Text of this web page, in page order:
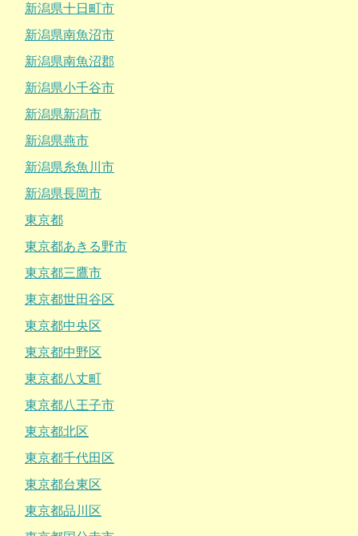
新潟県十日町市
新潟県南魚沼市
新潟県南魚沼郡
新潟県小千谷市
新潟県新潟市
新潟県燕市
新潟県糸魚川市
新潟県長岡市
東京都
東京都あきる野市
東京都三鷹市
東京都世田谷区
東京都中央区
東京都中野区
東京都八丈町
東京都八王子市
東京都北区
東京都千代田区
東京都台東区
東京都品川区